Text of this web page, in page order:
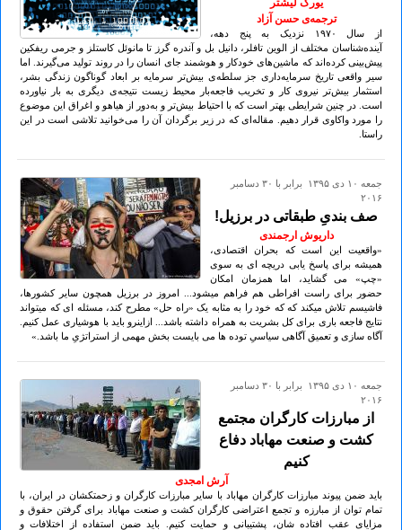
یورگ لیشتر
ترجمه‌ی حسن آزاد
از سال ۱۹۷٠ نزدیک به پنج دهه،
آینده‌شناسان مختلف از الوین تافلر، دانیل بل و آندره گرز تا مانوئل کاستلز و جرمی ریفکین
پیش‌بینی کرده‌اند که ماشین‌های خودکار و هوشمند جای انسان را در روند تولید می‌گیرند. اما
سیر واقعی تاریخ سرمایه‌داری جز سلطه‌ی بیش‌تر سرمایه بر ابعاد گوناگون زندگی بشر،
استثمار بیش‌تر نیروی کار و تخریب فاجعه‌بار محیط زیست نتیجه‌ی دیگری به بار نیاورده
است. در چنین شرایطی بهتر است که با احتیاط بیش‌تر و به‌دور از هیاهو و اغراق این موضوع
را مورد واکاوی قرار دهیم. مقاله‌ای که در زیر برگردان آن را می‌خوانید تلاشی است در این
راستا.
جمعه ۱۰ دی ۱۳۹۵ برابر با ۳۰ دسامبر
۲۰۱۶
صف بندیِ طبقاتی در برزیل!
داریوش ارجمندی
«واقعیت این است که بحران اقتصادی،
همیشه برای پاسخ یابی دریچه ای به سوی
«چپ» می گشاید، اما همزمان امکان
حضور برای راست افراطی هم فراهم میشود... امروز در برزیل همچون سایر کشورها،
فاشیسم تلاش میکند که که خود را به مثابه یک «راه حل» مطرح کند، مسئله ای که میتواند
نتایج فاجعه باری برای کل بشریت به همراه داشته باشد... ازاینرو باید با هوشیاری عمل کنیم.
آگاه سازی و تعمیق آگاهی سیاسیِ توده ها می بایست بخش مهمی از استراتژیِ ما باشد.»
جمعه ۱۰ دی ۱۳۹۵ برابر با ۳۰ دسامبر
۲۰۱۶
از مبارزات كارگران مجتمع
كشت و صنعت مهاباد دفاع
كنيم
آرش امجدی
بايد ضمن پيوند مبارزات كارگران مهاباد با ساير مبارزات كارگران و زحمتكشان در ايران، با
تمام توان از مبارزه و تجمع اعتراضى كارگران كشت و صنعت مهاباد براى گرفتن حقوق و
مزاياى عقب افتاده شان، پشتيبانى و حمايت كنيم. بايد ضمن استفاده از اختلافات و